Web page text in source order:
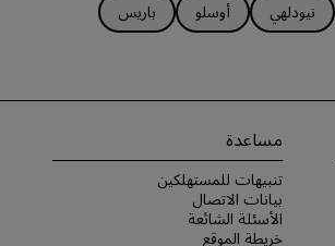
نيودلهي أوسلو
باريس
مساعدة
تنبيهات للمستهلكين
بيانات الاتصال
الأسئلة الشائعة
خريطة الموقع